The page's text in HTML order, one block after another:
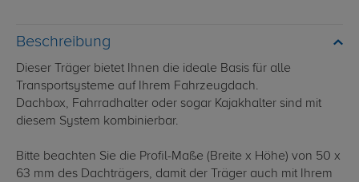
Beschreibung
Dieser Träger bietet Ihnen die ideale Basis für alle
Transportsysteme auf Ihrem Fahrzeugdach.
Dachbox, Fahrradhalter oder sogar Kajakhalter sind mit
diesem System kombinierbar.
Bitte beachten Sie die Profil-Maße (Breite x Höhe) von 50 x
63 mm des Dachträgers, damit der Träger auch mit Ihrem